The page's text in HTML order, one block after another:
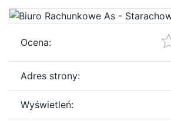
Ocena:
Adres strony:
Wyświetleń: